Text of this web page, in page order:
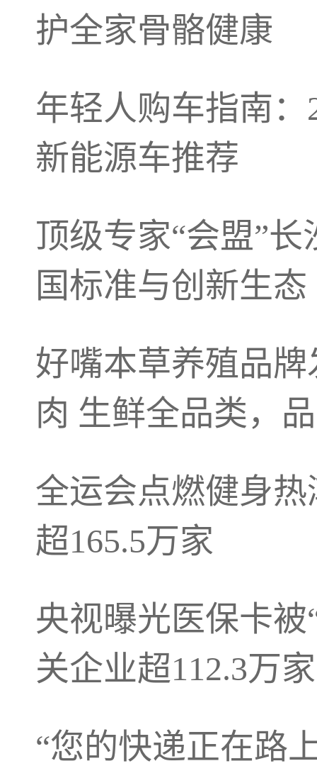
护全家骨骼健康
年轻人购车指南：
新能源车推荐
顶级专家“会盟”
国标准与创新生态
好嘴本草养殖品
肉 生鲜全品类，品
全运会点燃健身
超165.5万家
央视曝光医保卡
关企业超112.3万家
“您的快递正在路